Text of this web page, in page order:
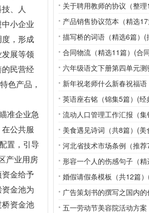
、人
小企业
，形成
展等领
民营经
色产品，
准企业急
公共服
置，引导
产业用房
金给予
金池为
资金池
关于聘用教师的协议（整
产品销售协议范本（精选
描写桥的词语（精选6篇）(
合同物流（精选11篇）(合
六年级语文下册第四单元
新年祝老师什么新春祝福语
英语座右铭（锦集5篇）(经
流动人口管理工作汇报（
美食遇见诗词（共8篇）(美
河北省技术市场条例（推
形容一个人的伤感句子（
婚假请假条模板（共12篇
广告策划书的撰写之国内
五一劳动节美容院活动方案